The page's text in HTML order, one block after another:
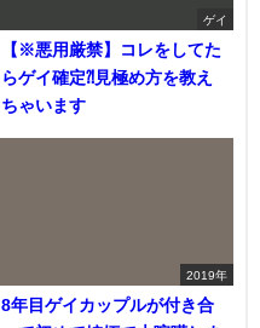
ゲイ
【※悪用厳禁】コレをしてた
らゲイ確定⁈見極め方を教え
ちゃいます
2019年
8年目ゲイカップルが付き合